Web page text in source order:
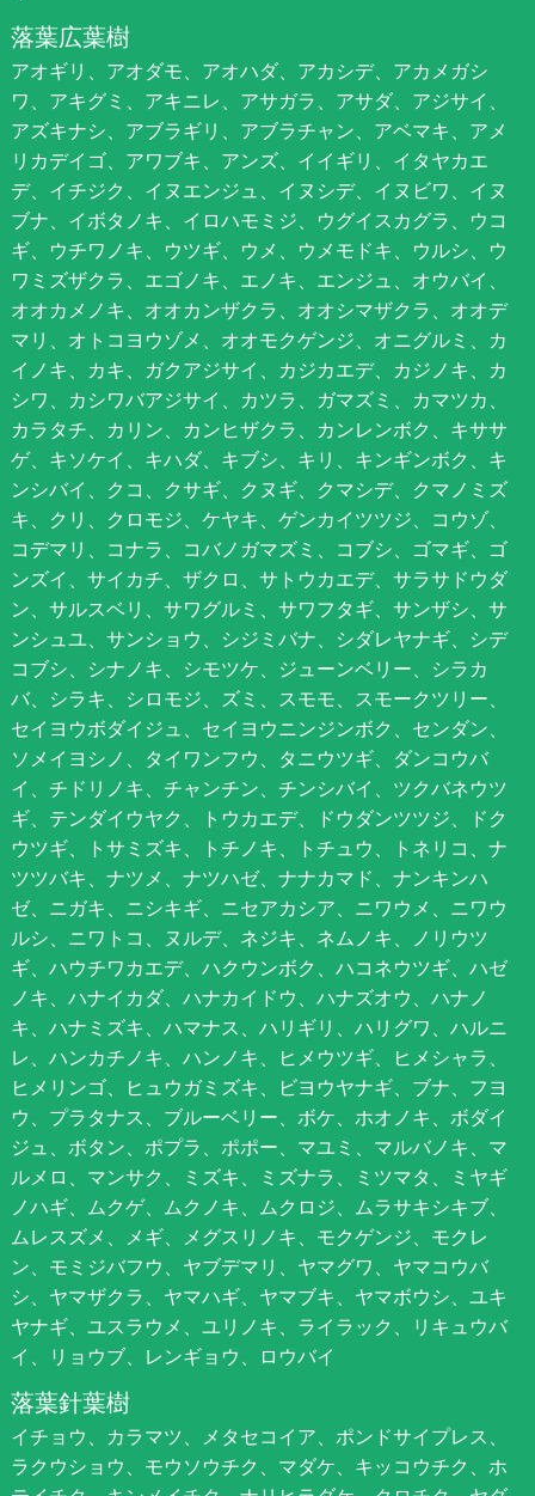
落葉広葉樹
アオギリ、アオダモ、アオハダ、アカシデ、アカメガシ
ワ、アキグミ、アキニレ、アサガラ、アサダ、アジサイ、
アズキナシ、アブラギリ、アブラチャン、アベマキ、アメ
リカデイゴ、アワブキ、アンズ、イイギリ、イタヤカエ
デ、イチジク、イヌエンジュ、イヌシデ、イヌビワ、イヌ
ブナ、イボタノキ、イロハモミジ、ウグイスカグラ、ウコ
ギ、ウチワノキ、ウツギ、ウメ、ウメモドキ、ウルシ、ウ
ワミズザクラ、エゴノキ、エノキ、エンジュ、オウバイ、
オオカメノキ、オオカンザクラ、オオシマザクラ、オオデ
マリ、オトコヨウゾメ、オオモクゲンジ、オニグルミ、カ
イノキ、カキ、ガクアジサイ、カジカエデ、カジノキ、カ
シワ、カシワバアジサイ、カツラ、ガマズミ、カマツカ、
カラタチ、カリン、カンヒザクラ、カンレンボク、キササ
ゲ、キソケイ、キハダ、キブシ、キリ、キンギンボク、キ
ンシバイ、クコ、クサギ、クヌギ、クマシデ、クマノミズ
キ、クリ、クロモジ、ケヤキ、ゲンカイツツジ、コウゾ、
コデマリ、コナラ、コバノガマズミ、コブシ、ゴマギ、ゴ
ンズイ、サイカチ、ザクロ、サトウカエデ、サラサドウダ
ン、サルスベリ、サワグルミ、サワフタギ、サンザシ、サ
ンシュユ、サンショウ、シジミバナ、シダレヤナギ、シデ
コブシ、シナノキ、シモツケ、ジューンベリー、シラカ
バ、シラキ、シロモジ、ズミ、スモモ、スモークツリー、
セイヨウボダイジュ、セイヨウニンジンボク、センダン、
ソメイヨシノ、タイワンフウ、タニウツギ、ダンコウバ
イ、チドリノキ、チャンチン、チンシバイ、ツクバネウツ
ギ、テンダイウヤク、トウカエデ、ドウダンツツジ、ドク
ウツギ、トサミズキ、トチノキ、トチュウ、トネリコ、ナ
ツツバキ、ナツメ、ナツハゼ、ナナカマド、ナンキンハ
ゼ、ニガキ、ニシキギ、ニセアカシア、ニワウメ、ニワウ
ルシ、ニワトコ、ヌルデ、ネジキ、ネムノキ、ノリウツ
ギ、ハウチワカエデ、ハクウンボク、ハコネウツギ、ハゼ
ノキ、ハナイカダ、ハナカイドウ、ハナズオウ、ハナノ
キ、ハナミズキ、ハマナス、ハリギリ、ハリグワ、ハルニ
レ、ハンカチノキ、ハンノキ、ヒメウツギ、ヒメシャラ、
ヒメリンゴ、ヒュウガミズキ、ビヨウヤナギ、ブナ、フヨ
ウ、プラタナス、ブルーベリー、ボケ、ホオノキ、ボダイ
ジュ、ボタン、ポプラ、ポポー、マユミ、マルバノキ、マ
ルメロ、マンサク、ミズキ、ミズナラ、ミツマタ、ミヤギ
ノハギ、ムクゲ、ムクノキ、ムクロジ、ムラサキシキブ、
ムレスズメ、メギ、メグスリノキ、モクゲンジ、モクレ
ン、モミジバフウ、ヤブデマリ、ヤマグワ、ヤマコウバ
シ、ヤマザクラ、ヤマハギ、ヤマブキ、ヤマボウシ、ユキ
ヤナギ、ユスラウメ、ユリノキ、ライラック、リキュウバ
イ、リョウブ、レンギョウ、ロウバイ
落葉針葉樹
イチョウ、カラマツ、メタセコイア、ポンドサイプレス、
ラクウショウ、モウソウチク、マダケ、キッコウチク、ホ